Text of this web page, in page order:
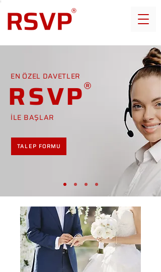
EN ÖZEL DAVETLER
RSVP
İLE BAŞLAR
TALEP FORMU